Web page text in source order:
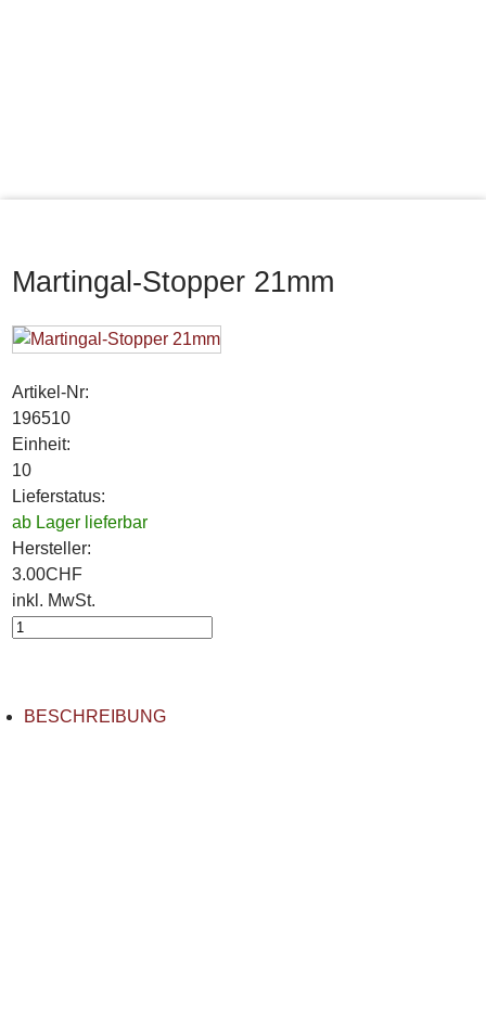
Martingal-Stopper 21mm
Artikel-Nr:
196510
Einheit:
10
Lieferstatus:
ab Lager lieferbar
Hersteller:
3.00CHF
inkl. MwSt.
BESCHREIBUNG